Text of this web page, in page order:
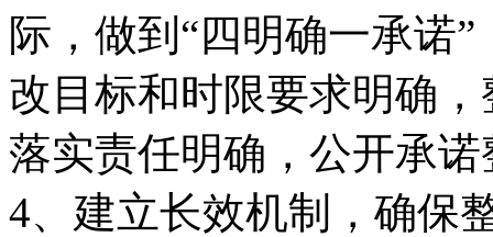
际，做到“四明确一承诺
改目标和时限要求明确
落实责任明确，公开承
4、建立长效机制，确保